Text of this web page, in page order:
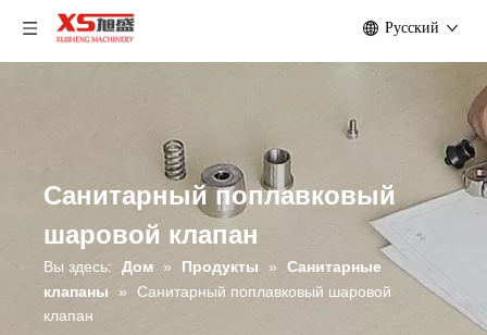
Pусский
Санитарный поплавковый
шаровой клапан
Вы здесь: Дом » Продукты »
Санитарные
клапаны
»
Санитарный поплавковый шаровой
клапан